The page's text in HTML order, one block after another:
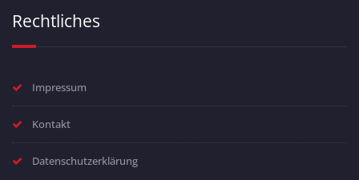
Rechtliches
Impressum
Kontakt
Datenschutzerklärung